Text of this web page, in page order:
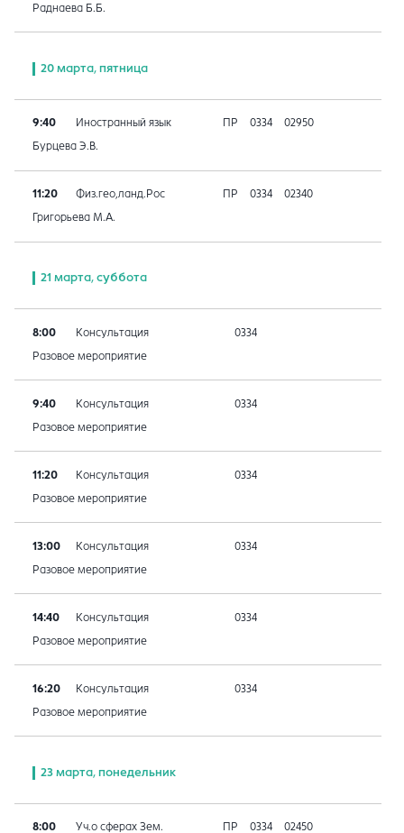
Раднаева Б.Б.
20 марта, пятница
9:40 Иностранный язык ПР 0334 02950
Бурцева Э.В.
11:20 Физ.гео,ланд.Рос ПР 0334 02340
Григорьева М.А.
21 марта, суббота
8:00 Консультация 0334
Разовое мероприятие
9:40 Консультация 0334
Разовое мероприятие
11:20 Консультация 0334
Разовое мероприятие
13:00 Консультация 0334
Разовое мероприятие
14:40 Консультация 0334
Разовое мероприятие
16:20 Консультация 0334
Разовое мероприятие
23 марта, понедельник
8:00 Уч.о сферах Зем. ПР 0334 02450